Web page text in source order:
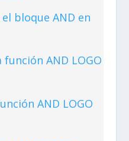
bloque AND en
AND LOGO
AND LOGO